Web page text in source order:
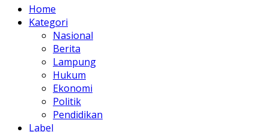
Home
Kategori
Nasional
Berita
Lampung
Hukum
Ekonomi
Politik
Pendidikan
Label